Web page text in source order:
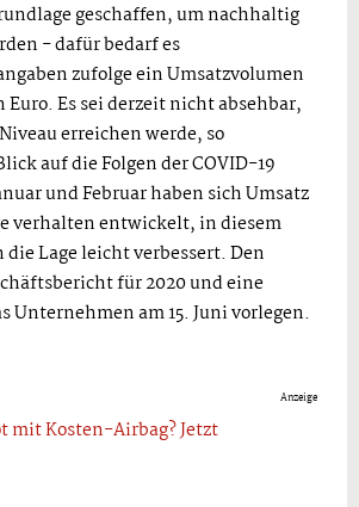
geschaffen, um nachhaltig
- dafür bedarf es
zufolge ein Umsatzvolumen
Es sei derzeit nicht absehbar,
erreichen werde, so
auf die Folgen der COVID-19
und Februar haben sich Umsatz
verhalten entwickelt, in diesem
Lage leicht verbessert. Den
für 2020 und eine
Unternehmen am 15. Juni vorlegen.
Anzeige
mit Kosten-Airbag? Jetzt